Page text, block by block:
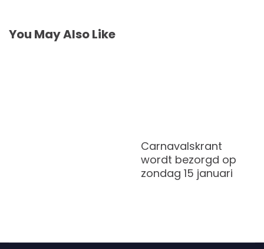
You May Also Like
Carnavalskrant
wordt bezorgd op
zondag 15 januari